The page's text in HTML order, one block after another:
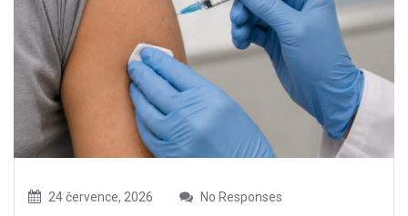
24 července, 2026 No Responses